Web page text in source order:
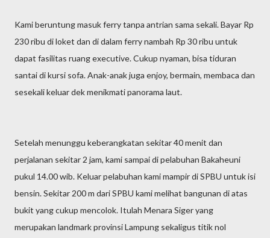
Kami beruntung masuk ferry tanpa antrian sama sekali. Bayar Rp
230 ribu di loket dan di dalam ferry nambah Rp 30 ribu untuk
dapat fasilitas ruang executive. Cukup nyaman, bisa tiduran
santai di kursi sofa. Anak-anak juga enjoy, bermain, membaca dan
sesekali keluar dek menikmati panorama laut.
Setelah menunggu keberangkatan sekitar 40 menit dan
perjalanan sekitar 2 jam, kami sampai di pelabuhan Bakaheuni
pukul 14.00 wib. Keluar pelabuhan kami mampir di SPBU untuk isi
bensin. Sekitar 200 m dari SPBU kami melihat bangunan di atas
bukit yang cukup mencolok. Itulah Menara Siger yang
merupakan landmark provinsi Lampung sekaligus titik nol